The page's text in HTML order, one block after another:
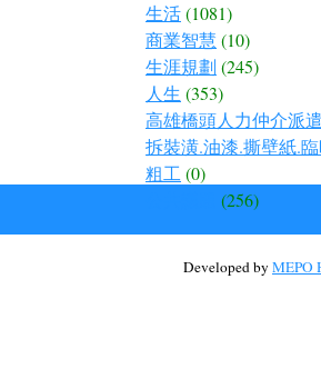
生活(1081)
商業智慧 (10)
生涯規劃 (245)
人生 (353)
高雄橋頭人力仲介派
拆裝潢.油漆.撕壁紙.
粗工(0)
(256)
Developed by MEPO